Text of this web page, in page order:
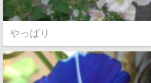
やっぱり